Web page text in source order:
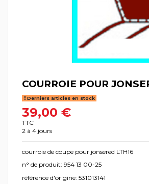
COURROIE POUR
Derniers articles en stock
39,00 €
TTC
2 à 4 jours
courroie de coupe pour jonsered LTH16
n° de produit: 954 13 00-25
référence d'origine: 531013141